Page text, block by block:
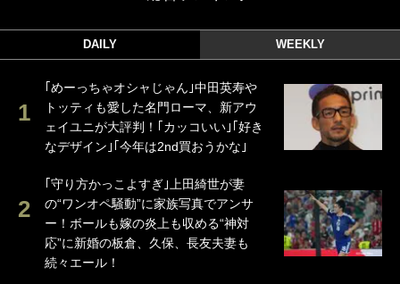
DAILY WEEKLY
｢めーっちゃオシャじゃん｣中田英寿や
トッティも愛した名門ローマ、新アウ
ェイユニが大評判！｢カッコいい｣｢好き
なデザイン｣｢今年は2nd買おうかな｣
｢守り方かっこよすぎ｣上田綺世が妻
の“ワンオペ騒動”に家族写真でアンサ
ー！ボールも嫁の炎上も収める“神対
応”に新婚の板倉、久保、長友夫妻も
続々エール！